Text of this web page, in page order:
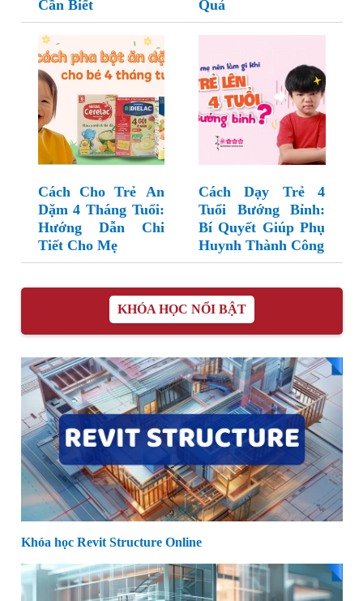
Cần Biết
Quả
Cách Cho Trẻ An
Dặm 4 Tháng Tuổi:
Hướng Dẫn Chi
Tiết Cho Mẹ
Cách Dạy Trẻ 4
Tuổi Bướng Bỉnh:
Bí Quyết Giúp Phụ
Huynh Thành Công
KHÓA HỌC NỔI BẬT
Khóa học Revit Structure Online